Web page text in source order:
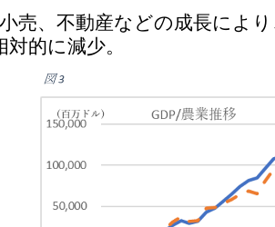
売、不動産などの成長によ
的に減少。